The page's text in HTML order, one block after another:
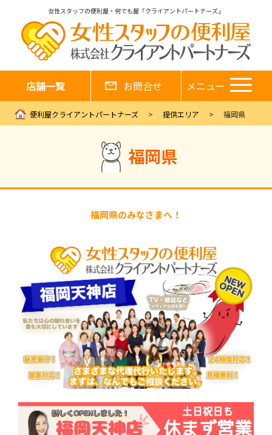
女性スタッフの便利屋・何でも屋「クライアントパートナーズ」
店舗一覧 お問合せ メニュー
便利屋クライアントパートナーズ 提供エリア 福岡県
福岡県
福岡県のみなさまへ！